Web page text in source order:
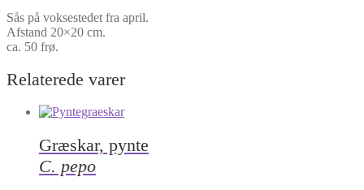
Sås på voksestedet fra april.
Afstand 20×20 cm.
ca. 50 frø.
Relaterede varer
Græskar, pynte
C. pepo